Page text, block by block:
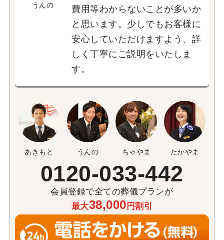
うんの
費用等わからないことが多いか
と思います。少しでもお客様に
安心していただけますよう、詳
しく丁寧にご説明をいたしま
す。
あきもと うんの ちゃやま たかやま
0120-033-442
会員登録で全ての葬儀プランが
最大38,000 円割引